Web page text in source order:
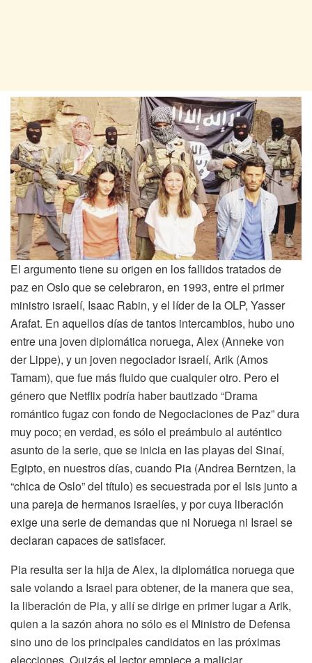
El argumento tiene su origen en los fallidos tratados de
paz en Oslo que se celebraron, en 1993, entre el primer
ministro israelí, Isaac Rabin, y el líder de la OLP, Yasser
Arafat. En aquellos días de tantos intercambios, hubo uno
entre una joven diplomática noruega, Alex (Anneke von
der Lippe), y un joven negociador israelí, Arik (Amos
Tamam), que fue más fluido que cualquier otro. Pero el
género que Netflix podría haber bautizado “Drama
romántico fugaz con fondo de Negociaciones de Paz” dura
muy poco; en verdad, es sólo el preámbulo al auténtico
asunto de la serie, que se inicia en las playas del Sinaí,
Egipto, en nuestros días, cuando Pia (Andrea Berntzen, la
“chica de Oslo” del título) es secuestrada por el Isis junto a
una pareja de hermanos israelíes, y por cuya liberación
exige una serie de demandas que ni Noruega ni Israel se
declaran capaces de satisfacer.
Pia resulta ser la hija de Alex, la diplomática noruega que
sale volando a Israel para obtener, de la manera que sea,
la liberación de Pia, y allí se dirige en primer lugar a Arik,
quien a la sazón ahora no sólo es el Ministro de Defensa
sino uno de los principales candidatos en las próximas